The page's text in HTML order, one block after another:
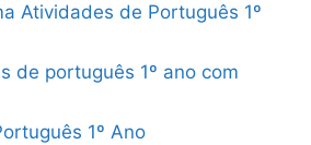
Atividades de Português 1º
de português 1º ano com
1º Ano